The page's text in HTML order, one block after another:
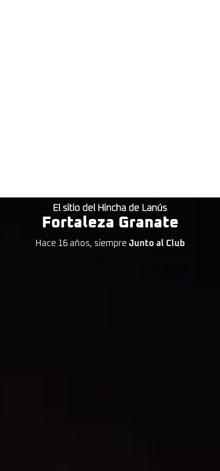
El sitio del Hincha de Lanús
Fortaleza Granate
Hace 16 años, siempre Junto al Club